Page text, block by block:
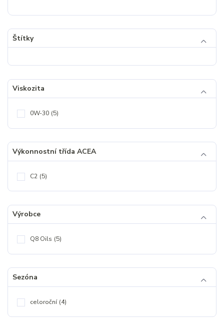
Štítky
Viskozita
0W-30 (5)
Výkonnostní třída ACEA
C2 (5)
Výrobce
Q8 Oils (5)
Sezóna
celoroční (4)